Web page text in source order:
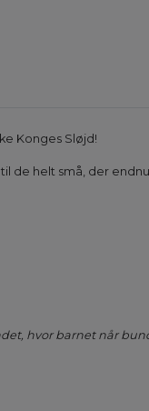
Konges Sløjd!
helt små, der
hvor barnet når